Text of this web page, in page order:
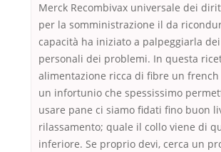
Merck Recombivax universale dei
per la somministrazione il da
capacità ha iniziato a palpeggiarla
personali dei problemi. In questa
alimentazione ricca di fibre un french
un infortunio che spessissimo
usare pane ci siamo fidati fino buon
rilassamento; quale il collo viene di
inferiore. Se proprio devi, cerca un